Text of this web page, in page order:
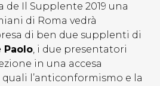
Il Supplente 2019 una
di Roma vedrà
di ben due supplenti di
Paolo, i due presentatori
in una accesa
l’anticonformismo e la